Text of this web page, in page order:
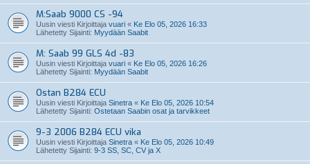
M:Saab 9000 CS -94
Uusin viesti Kirjoittaja vuari « Ke Elo 05, 2026 16:33
Lähetetty Sijainti: Myydään Saabit
M: Saab 99 GLS 4d -83
Uusin viesti Kirjoittaja vuari « Ke Elo 05, 2026 16:26
Lähetetty Sijainti: Myydään Saabit
Ostan B284 ECU
Uusin viesti Kirjoittaja Sinetra « Ke Elo 05, 2026 10:54
Lähetetty Sijainti: Ostetaan Saabin osat ja tarvikkeet
9-3 2006 B284 ECU vika
Uusin viesti Kirjoittaja Sinetra « Ke Elo 05, 2026 10:49
Lähetetty Sijainti: 9-3 SS, SC, CV ja X